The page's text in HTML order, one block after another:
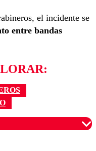
el incidente se
entre bandas